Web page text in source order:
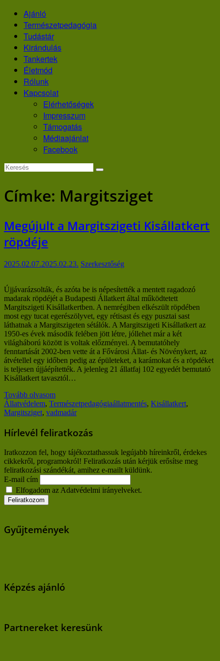
Skip
content
Ajánló
Természetpedagógia
Tudástár
Kirándulás
Tankertek
Életmód
Rólunk
Kapcsolat
Elérhetőségek
Impresszum
Támogatás
Médiaajánlat
Facebook
Címke: Margitsziget
Megújult a Margitszigeti Kisállatkert
röpdéje
2025.02.07.2025.02.23. Szerkesztőség
Újjávarázsolták, és azóta be is népesítették a mentett ragadozó
madarak röpdéjét a Budapesti Állatkert által működtetett
Margitszigeti Kisállatkertben. A nemrégiben elkészült röpdében
most egy tucat egerészölyvet, egy rétisast és egy pusztai sast
láthatnak a Margitszigeten sétálók. A Margitszigeti Kisállatkert az
1950-es évek második felében jött létre, jóllehet már a két
világháború között is voltak előzményei. A bemutatóhely
fenntartását 2002-ben vette át a Fővárosi Állat- és Növénykert, az
átvétellel egy időben pedig az épületeket, a karámokat és a röpdéket
is teljesen újjáépítették. A jelenleg 21 állatfaj 102 egyedét bemutató
Kisállatkert tavasztól…
Tovább olvasom
Állatvédelem, Természetpedagógiaállatmentés, Kisállatkert,
Margitsziget, vadmadár
Hírlevél feliratkozás
Iratkozzon fel, hogy tájékoztathassuk legújabb híreinkről, érdekes
cikkekről, programokról! Feliratkozás után kérjük erősítse meg
feliratkozási szándékát, amihez e-mailt küldünk.
E-mail cím
Elfogadom az Adatvédelmi irányelveket.
Gyűjtemények
Képzés ajánló
Partnereket keresünk